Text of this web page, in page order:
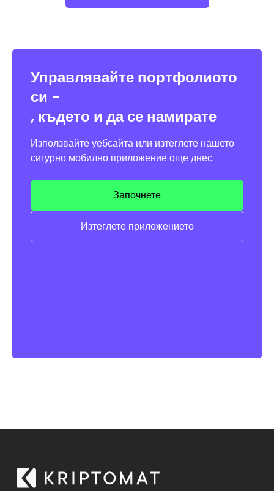
Управлявайте портфолиото
си -
, където и да се намирате
Използвайте уебсайта или изтеглете нашето
сигурно мобилно приложение още днес.
Започнете
Изтеглете приложението